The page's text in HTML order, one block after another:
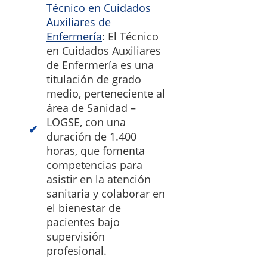
Técnico en Cuidados
Auxiliares de
Enfermería: El Técnico
en Cuidados Auxiliares
de Enfermería es una
titulación de grado
medio, perteneciente al
área de Sanidad –
LOGSE, con una
duración de 1.400
horas, que fomenta
competencias para
asistir en la atención
sanitaria y colaborar en
el bienestar de
pacientes bajo
supervisión
profesional.